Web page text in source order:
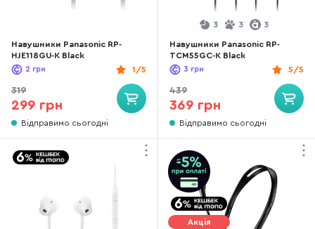
Навушники Panasonic RP-
HJE118GU-K Black
1/5
2 грн
319
299 грн
Відправимо сьогодні
3 3 3
Навушники Panasonic RP-
TCM55GC-K Black
5/5
3 грн
439
369 грн
Відправимо сьогодні
Акція